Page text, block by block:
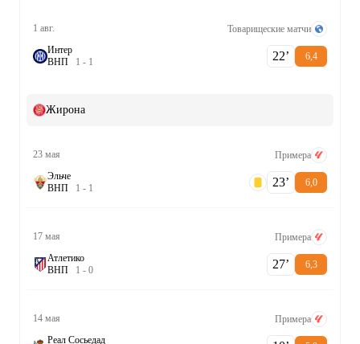
1 авг.
Товарищеские матчи
Интер
ВНП 1 - 1 22‎’‎ 6,4
Жирона
23 мая
Примера
Эльче
ВНП 1 - 1 23‎’‎ 6,0
17 мая
Примера
Атлетико
ВНП 1 - 0 27‎’‎ 6,3
14 мая
Примера
Реал Сосьедад